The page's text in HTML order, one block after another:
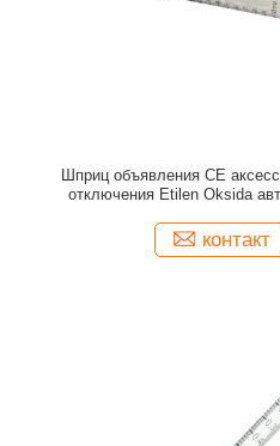
Шприц объявления CE
отключения Etilen Oksida
контакт